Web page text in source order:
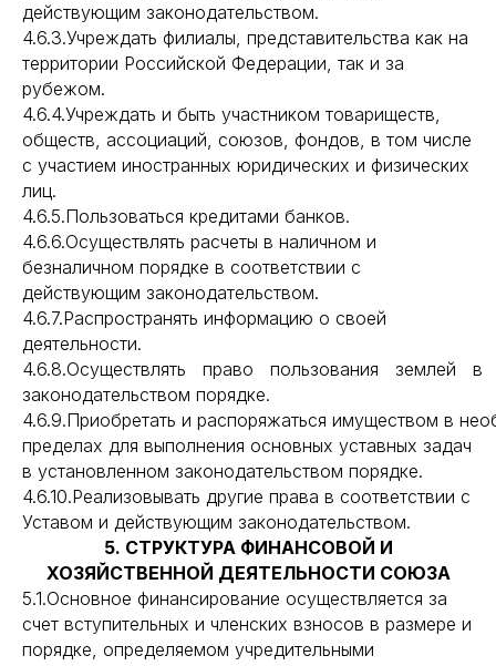
действующим законодательством.
4.6.3.Учреждать филиалы, представительства как на
территории Российской Федерации, так и за
рубежом.
4.6.4.Учреждать и быть участником товариществ,
обществ, ассоциаций, союзов, фондов, в том числе
с участием иностранных юридических и физических
лиц.
4.6.5.Пользоваться кредитами банков.
4.6.6.Осуществлять расчеты в наличном и
безналичном порядке в соответствии с
действующим законодательством.
4.6.7.Распространять информацию о своей
деятельности.
4.6.8.Осуществлять право пользования землей
законодательством порядке.
4.6.9.Приобретать и распоряжаться имуществом в
пределах для выполнения основных уставных задач
в установленном законодательством порядке.
4.6.10.Реализовывать другие права в соответствии с
Уставом и действующим законодательством.
5. СТРУКТУРА ФИНАНСОВОЙ И
ХОЗЯЙСТВЕННОЙ ДЕЯТЕЛЬНОСТИ СОЮЗА
5.1.Основное финансирование осуществляется за
счет вступительных и членских взносов в размере и
порядке, определяемом учредительными